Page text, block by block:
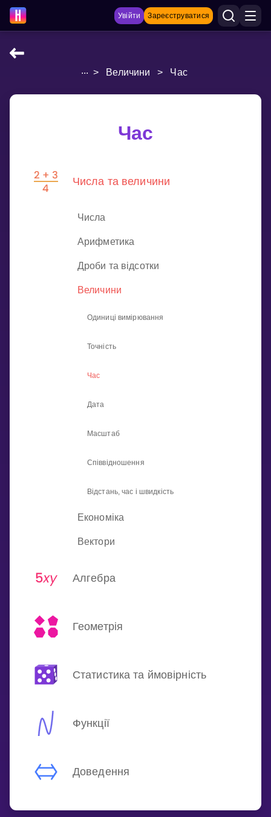
Увійти Зареєструватися
НАВЧАЛЬНІ МАТЕРІАЛИ
Multiplication Master
Джуніор-матем
Показати більше
НАВЧАЛЬНИЙ ПЛАН
... > Величини > Час
Час
Числа та величини
Числа
Арифметика
Дроби та відсотки
Величини
Одиниці вимірювання
Точність
Час
Дата
Масштаб
Співвідношення
Відстань, час і швидкість
Економіка
Вектори
Алгебра
Геометрія
Статистика та ймовірність
Функції
Доведення